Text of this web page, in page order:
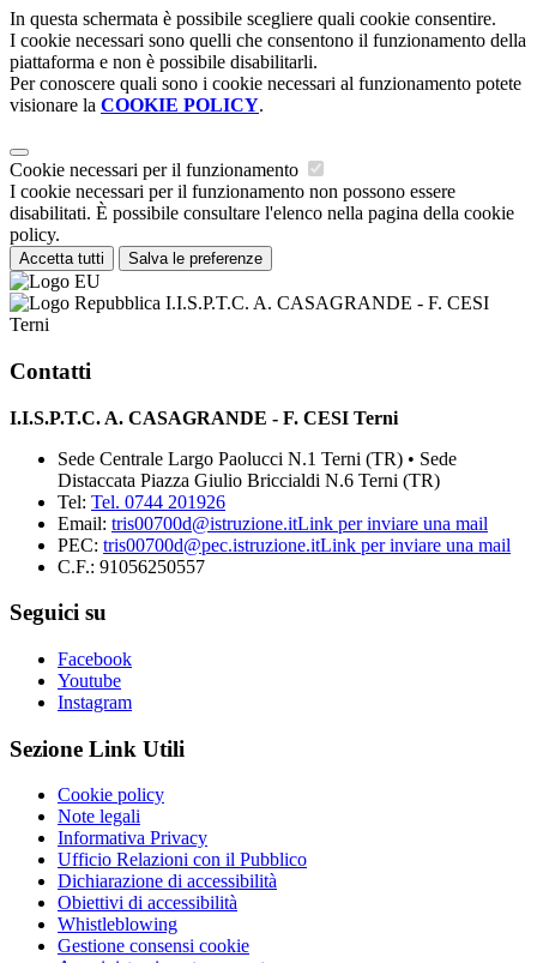
In questa schermata è possibile scegliere quali cookie consentire.
I cookie necessari sono quelli che consentono il funzionamento della
piattaforma e non è possibile disabilitarli.
Per conoscere quali sono i cookie necessari al funzionamento potete
visionare la COOKIE POLICY.
Cookie necessari per il funzionamento
I cookie necessari per il funzionamento non possono essere
disabilitati. È possibile consultare l'elenco nella pagina della cookie
policy.
Accetta tutti Salva le preferenze
I.I.S.P.T.C. A. CASAGRANDE - F. CESI
Terni
Contatti
I.I.S.P.T.C. A. CASAGRANDE - F. CESI Terni
Sede Centrale Largo Paolucci N.1 Terni (TR) • Sede
Distaccata Piazza Giulio Briccialdi N.6 Terni (TR)
Tel: Tel. 0744 201926
Email: tris00700d@istruzione.itLink per inviare una mail
PEC: tris00700d@pec.istruzione.itLink per inviare una mail
C.F.: 91056250557
Seguici su
Facebook
Youtube
Instagram
Sezione Link Utili
Cookie policy
Note legali
Informativa Privacy
Ufficio Relazioni con il Pubblico
Dichiarazione di accessibilità
Obiettivi di accessibilità
Whistleblowing
Gestione consensi cookie